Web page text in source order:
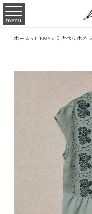
menu
ホーム > ITEMS> ミナペルホネ